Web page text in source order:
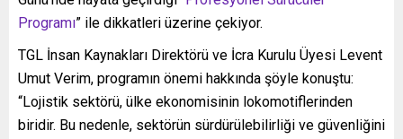
Programı” ile dikkatleri üzerine çekiyor.
TGL İnsan Kaynakları Direktörü ve İcra Kurulu Üyesi Levent
Umut Verim, programın önemi hakkında şöyle konuştu:
“Lojistik sektörü, ülke ekonomisinin lokomotiflerinden
biridir. Bu nedenle, sektörün sürdürülebilirliği ve güvenliğini